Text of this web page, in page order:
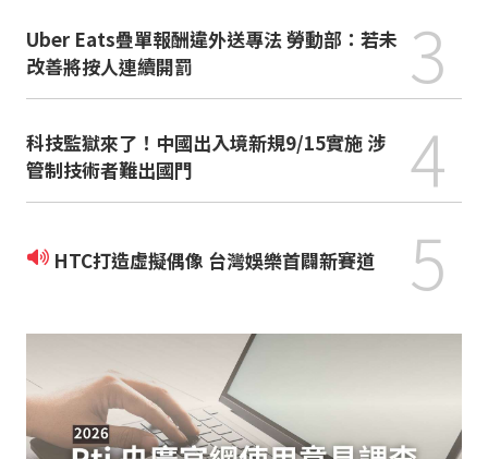
Uber Eats疊單報酬違外送專法 勞動部：若未
改善將按人連續開罰
3
科技監獄來了！中國出入境新規9/15實施 涉
管制技術者難出國門
4
HTC打造虛擬偶像 台灣娛樂首闢新賽道 5